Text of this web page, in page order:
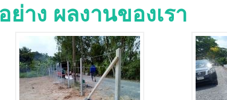
ย่าง ผลงานของเรา